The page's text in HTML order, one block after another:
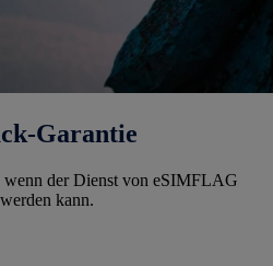
Garantie
wenn der Dienst von eSIMFLAG
kann.